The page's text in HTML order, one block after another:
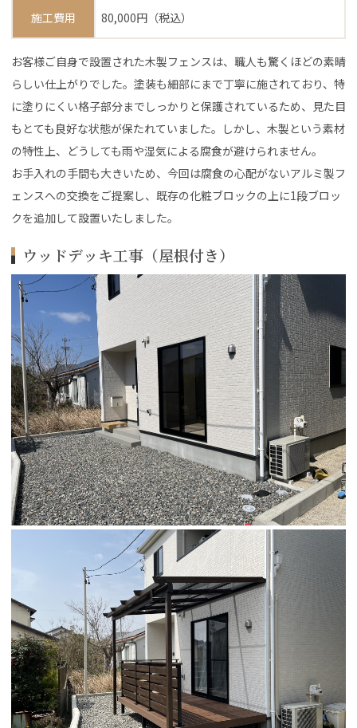
施工費用 80,000円（税込）
お客様ご自身で設置された木製フェンスは、職人も驚くほどの素晴
らしい仕上がりでした。塗装も細部にまで丁寧に施されており、特
に塗りにくい格子部分までしっかりと保護されているため、見た目
もとても良好な状態が保たれていました。しかし、木製という素材
の特性上、どうしても雨や湿気による腐食が避けられません。
お手入れの手間も大きいため、今回は腐食の心配がないアルミ製フ
ェンスへの交換をご提案し、既存の化粧ブロックの上に1段ブロッ
クを追加して設置いたしました。
ウッドデッキ工事（屋根付き）